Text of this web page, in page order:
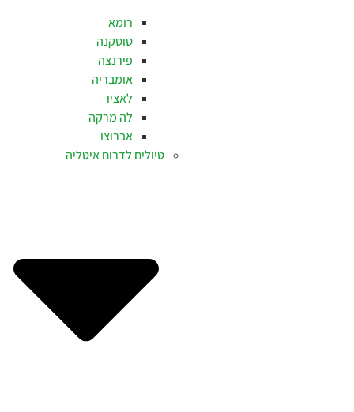
רומא
טוסקנה
פירנצה
אומבריה
לאציו
לה מרקה
אברוצו
טיולים לדרום איטליה